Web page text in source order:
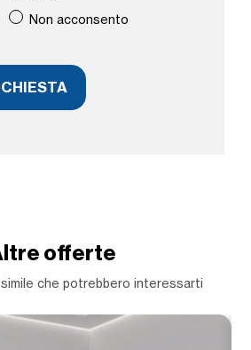
Non acconsento
offerte
che potrebbero interessarti